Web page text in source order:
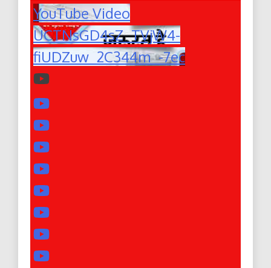
YouTube Video
UCTNsGD4sZ_TVjW4-
fiUDZuw_2C344m_-7ec